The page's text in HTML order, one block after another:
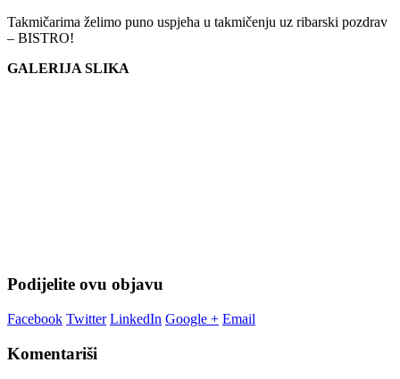
Takmičarima želimo puno uspjeha u takmičenju uz ribarski pozdrav
– BISTRO!
GALERIJA SLIKA
Podijelite ovu objavu
Facebook Twitter LinkedIn Google + Email
Komentariši